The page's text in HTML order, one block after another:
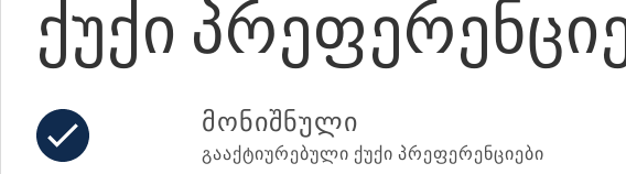
ᲥᲣᲥᲘ
მონიშნული
გააქტიურებული ქუქი პრეფერენციები